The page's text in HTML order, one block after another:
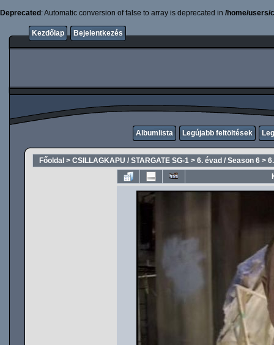
Deprecated : Automatic conversion of false to array is deprecated in /home/users/
Kezdőlap Bejelentkezés
Albumlista Legújabb feltöltések
Főoldal > CSILLAGKAPU / STARGATE SG-1 > 6. évad / Season 6 >